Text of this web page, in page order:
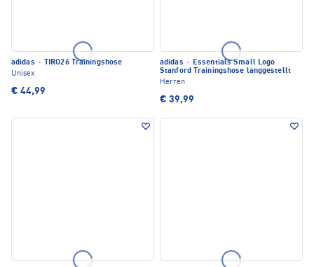
adidas ·
TIRO26 Trainingshose
Unisex
€ 44,99
adidas · Essentials Small Logo
Stanford Trainingshose langgestellt
Herren
€ 39,99